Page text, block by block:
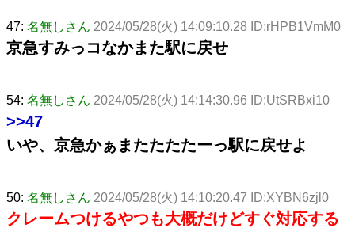
47: 名無しさん 2024/05/28(火) 14:09:10.28 ID:rHPB1VmM0
京急すみっコなかまた駅に戻せ
54: 名無しさん 2024/05/28(火) 14:14:30.96 ID:UtSRBxi10
>>47
いや、京急かぁまたたたたーっ駅に戻せよ
50: 名無しさん 2024/05/28(火) 14:10:20.47 ID:XYBN6zjl0
クレームつけるやつも大概だけどすぐ対応する